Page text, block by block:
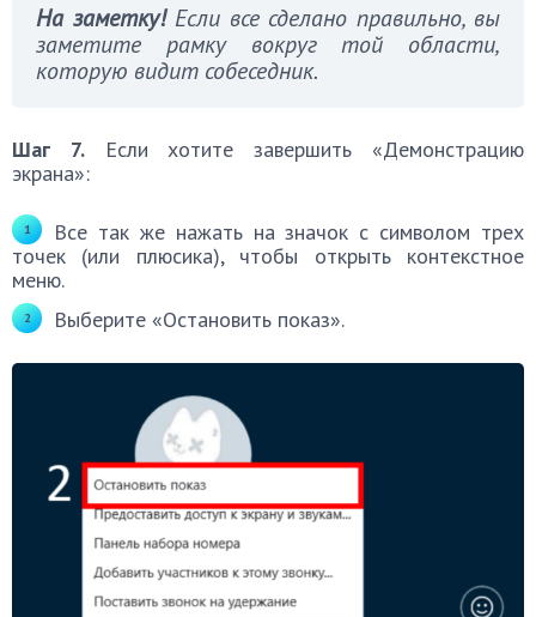
На заметку! Если все сделано правильно, вы
заметите рамку вокруг той области,
которую видит собеседник.
Шаг 7.Если хотите завершить «Демонстрацию
экрана»:
Все так же нажать на значок с символом трех
точек (или плюсика), чтобы открыть контекстное
меню.
Выберите «Остановить показ».